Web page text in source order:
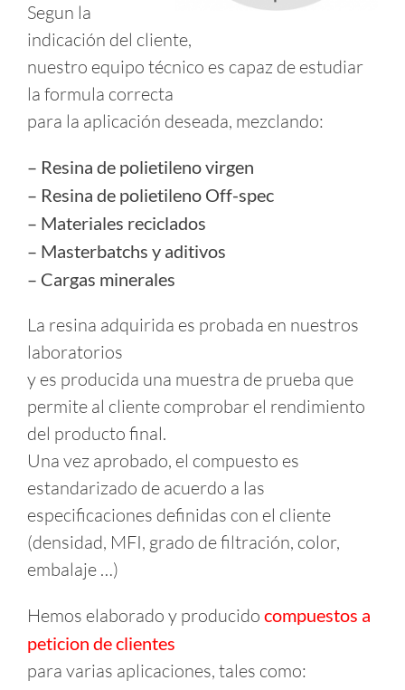
Sostenibilidad
Segun la
indicación del cliente,
nuestro equipo técnico es capaz de estudiar
la formula correcta
para la aplicación deseada, mezclando:
– Resina de polietileno virgen
– Resina de polietileno Off-spec
– Materiales reciclados
– Masterbatchs y aditivos
– Cargas minerales
La resina adquirida es probada en nuestros
laboratorios
y es producida una muestra de prueba que
permite al cliente comprobar el rendimiento
del producto final.
Una vez aprobado, el compuesto es
estandarizado de acuerdo a las
especificaciones definidas con el cliente
(densidad, MFI, grado de filtración, color,
embalaje …)
Hemos elaborado y producido compuestos a
peticion de clientes
para varias aplicaciones, tales como: